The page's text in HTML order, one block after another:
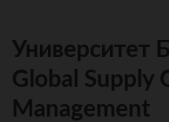
Университет
Global Supply
Management